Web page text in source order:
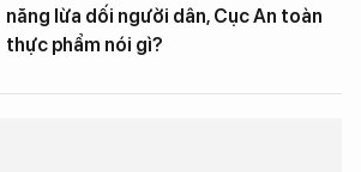
năng lừa dối người dân, Cục An toàn
thực phẩm nói gì?